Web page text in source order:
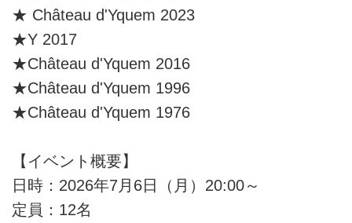
★ Château d'Yquem 2023
★Y 2017
★Château d'Yquem 2016
★Château d'Yquem 1996
★Château d'Yquem 1976
【イベント概要】
日時：2026年7月6日（月）20:00～
定員：12名